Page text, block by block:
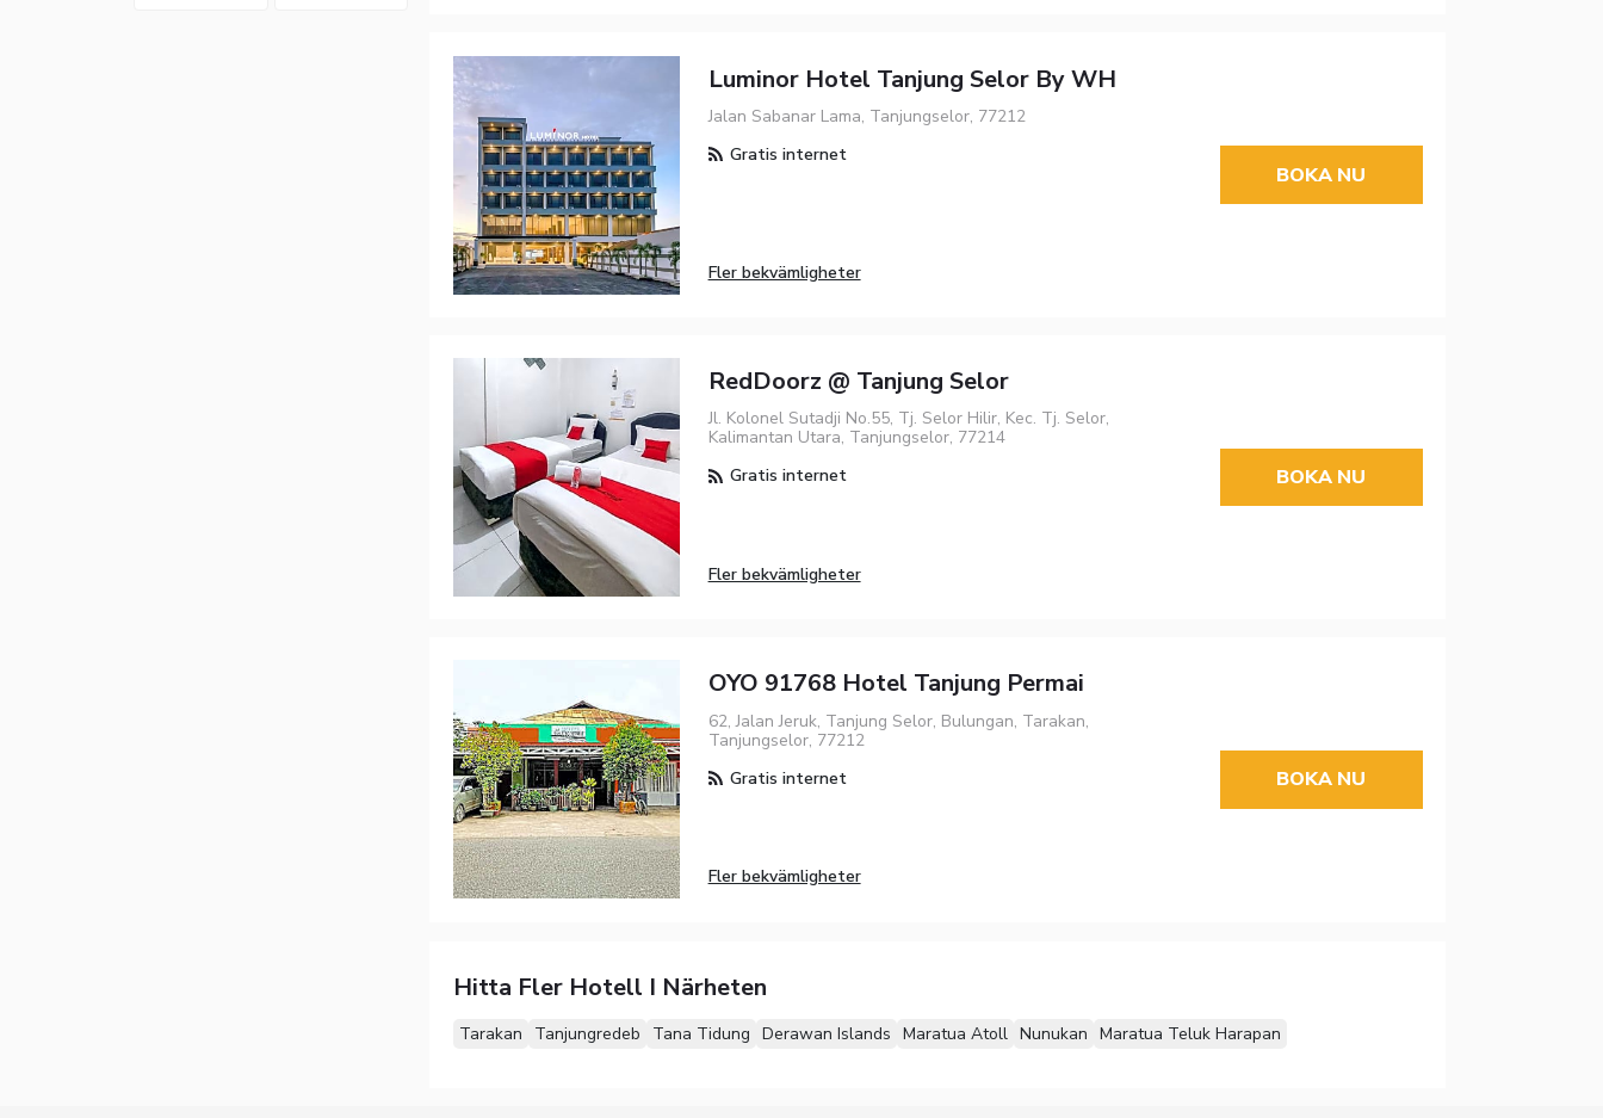
Luminor Hotel Tanjung Selor By WH
Jalan Sabanar Lama, Tanjungselor, 77212
Gratis internet
Fler bekvämligheter
BOKA NU
RedDoorz @ Tanjung Selor
Jl. Kolonel Sutadji No.55, Tj. Selor Hilir, Kec. Tj. Selor,
Kalimantan Utara, Tanjungselor, 77214
Gratis internet
Fler bekvämligheter
BOKA NU
OYO 91768 Hotel Tanjung Permai
62, Jalan Jeruk, Tanjung Selor, Bulungan, Tarakan,
Tanjungselor, 77212
Gratis internet
Fler bekvämligheter
BOKA NU
Hitta Fler Hotell I Närheten
Tarakan Tanjungredeb Tana Tidung Derawan Islands Maratua Atoll Nunukan Maratua Teluk Harapan